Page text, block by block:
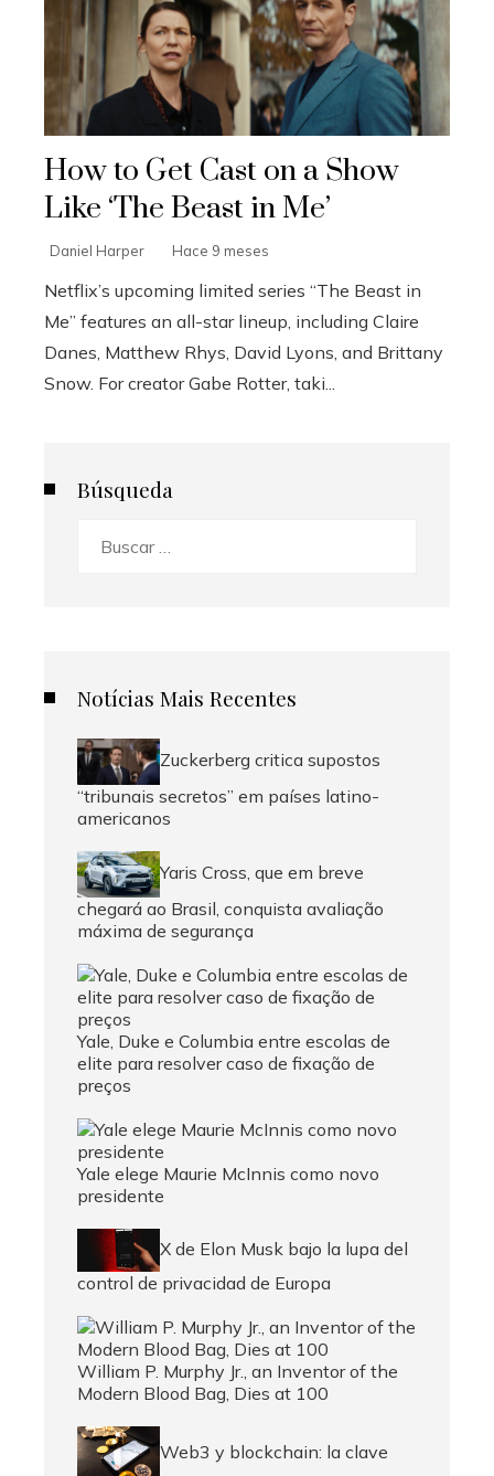
How to Get Cast on a Show
Like ‘The Beast in Me’
Daniel Harper Hace 9 meses
Netflix’s upcoming limited series “The Beast in
Me” features an all-star lineup, including Claire
Danes, Matthew Rhys, David Lyons, and Brittany
Snow. For creator Gabe Rotter, taki...
Búsqueda
Notícias Mais Recentes
Zuckerberg critica supostos
“tribunais secretos” em países latino-
americanos
Yaris Cross, que em breve
chegará ao Brasil, conquista avaliação
máxima de segurança
Yale, Duke e Columbia entre escolas de
elite para resolver caso de fixação de
preços
Yale elege Maurie McInnis como novo
presidente
X de Elon Musk bajo la lupa del
control de privacidad de Europa
William P. Murphy Jr., an Inventor of the
Modern Blood Bag, Dies at 100
Web3 y blockchain: la clave